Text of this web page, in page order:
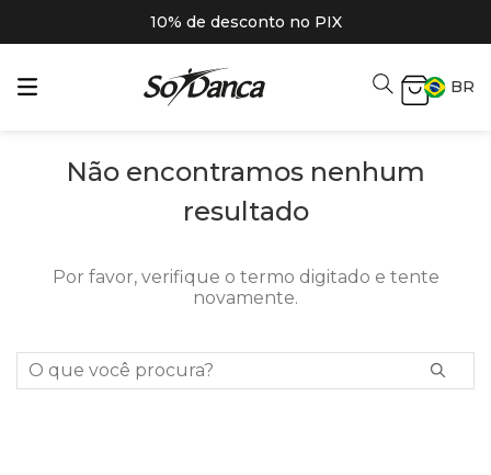
10% de desconto no PIX
BR
Não encontramos nenhum
resultado
Por favor, verifique o termo digitado e tente
novamente.
O que você procura?